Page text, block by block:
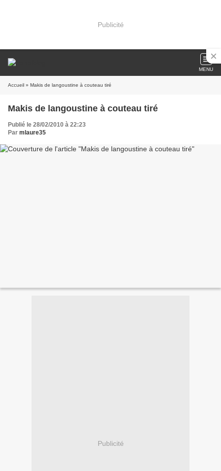
Publicité
MENU
Accueil » Makis de langoustine à couteau tiré
Makis de langoustine à couteau tiré
Publié le 28/02/2010 à 22:23
Par mlaure35
Publicité